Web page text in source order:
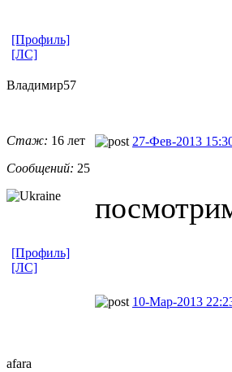
[Профиль]
[ЛС]
Владимир57
Стаж: 16 лет
Сообщений: 25
27-Фев-2013
[Профиль]
[ЛС]
afara
10-Мар-2013